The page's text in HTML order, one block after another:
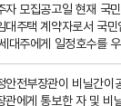
자 모집공고일 현재 국
대주택 계약자로서 국
대주에게 일정호수를
안전부장관이 비닐간이
관에게 통보한 자 및 비